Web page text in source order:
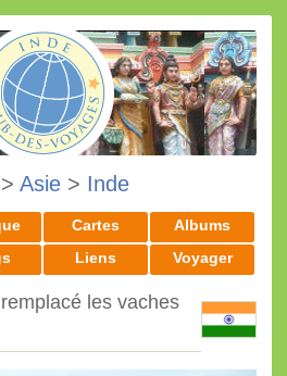
> Asie > Inde
Cartes
Albums
Liens Voyager
les vaches